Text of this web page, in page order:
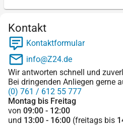
Kontakt
Kontaktformular
info@Z24.de
Wir antworten schnell und
Bei dringenden Anliegen gerne
(0) 761 / 612 55 777
Montag bis Freitag
von 09:00 - 12:00
und 13:00 - 16:00 (freitags bis